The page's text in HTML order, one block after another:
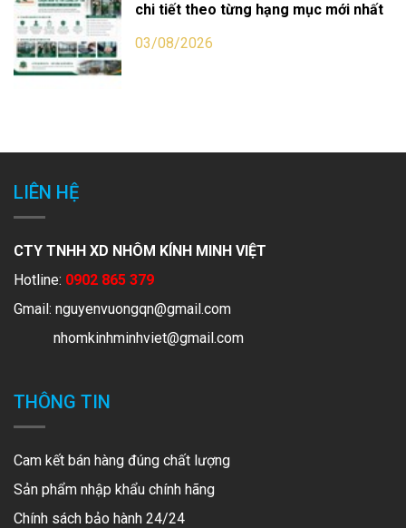
chi tiết theo từng hạng mục mới nhất
03/08/2026
LIÊN HỆ
CTY TNHH XD NHÔM KÍNH MINH VIỆT
Hotline: 0902 865 379
Gmail: nguyenvuongqn@gmail.com
nhomkinhminhviet@gmail.com
THÔNG TIN
Cam kết bán hàng đúng chất lượng
Sản phẩm nhập khẩu chính hãng
Chính sách bảo hành 24/24